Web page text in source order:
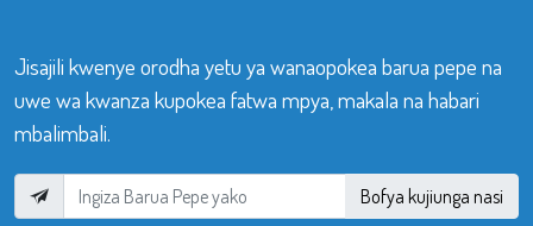
Jisajili kwenye orodha yetu ya wanaopokea barua pepe na
uwe wa kwanza kupokea fatwa mpya, makala na habari
mbalimbali.
Bofya kujiunga nasi